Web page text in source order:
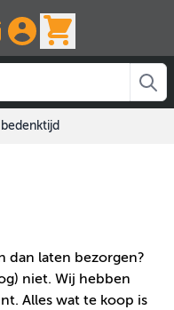
dan laten bezorgen?
niet. Wij hebben
Alles wat te koop is